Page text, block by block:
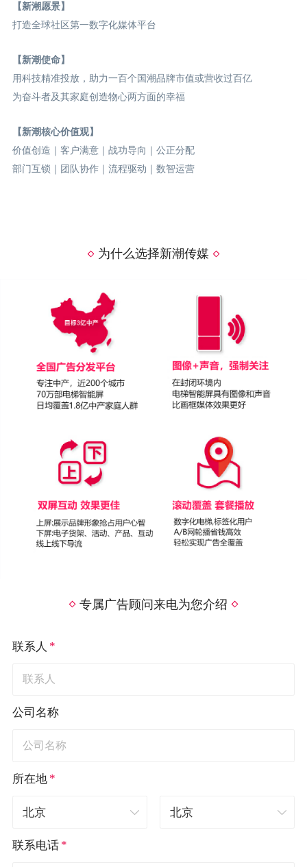
【新潮愿景】
打造全球社区第一数字化媒体平台
【新潮使命】
用科技精准投放，助力一百个国潮品牌市值或营收过百亿
为奋斗者及其家庭创造物心两方面的幸福
【新潮核心价值观】
价值创造｜客户满意｜战功导向｜公正分配
部门互锁｜团队协作｜流程驱动｜数智运营
为什么选择新潮传媒
专属广告顾问来电为您介绍
联系人 *
公司名称
所在地 *
联系电话 *